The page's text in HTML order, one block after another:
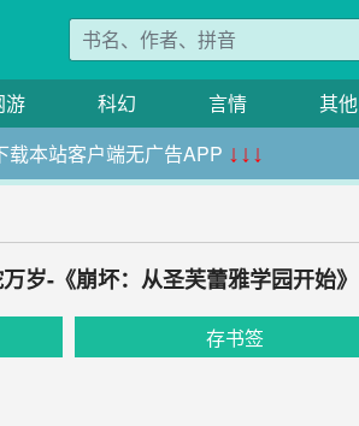
游 科幻 言情 其他
载本站客户端无广告APP ↓↓↓
岁-《崩坏：从圣芙蕾雅学园开始》
存书签